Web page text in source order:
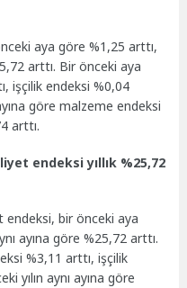
aya göre %1,25 arttı,
arttı. Bir önceki aya
işçilik endeksi %0,04
göre malzeme endeksi
arttı.
endeksi yıllık %25,72
endeksi, bir önceki aya
ayına göre %25,72 arttı.
%3,11 arttı, işçilik
yılın aynı ayına göre